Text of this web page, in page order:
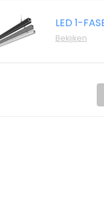
LED 1-
Bekijken